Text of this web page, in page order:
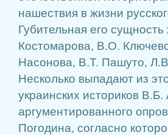
нашествия в жизни
Губительная его
Костомарова, В.О.
Насонова, В.Т. Пашуто,
Несколько выпадают из
украинских историков
аргументированного
Погодина, согласно